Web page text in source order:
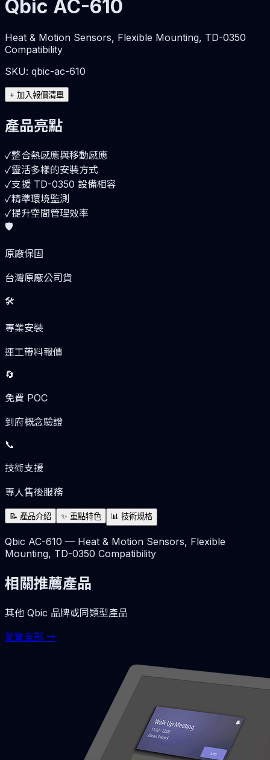
Qbic AC-610
Heat & Motion Sensors, Flexible Mounting, TD-0350
Compatibility
SKU: qbic-ac-610
+ 加入報價清單
產品亮點
✓整合熱感應與移動感應
✓靈活多樣的安裝方式
✓支援 TD-0350 設備相容
✓精準環境監測
✓提升空間管理效率
🛡️
原廠保固
台灣原廠公司貨
🛠️
專業安裝
連工帶料報價
🔄
免費 POC
到府概念驗證
📞
技術支援
專人售後服務
📝 產品介紹 ✨ 重點特色 📊 技術規格
Qbic AC-610 — Heat & Motion Sensors, Flexible
Mounting, TD-0350 Compatibility
相關推薦產品
其他 Qbic 品牌或同類型產品
瀏覽全部 →